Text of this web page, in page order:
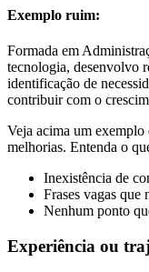
Exemplo ruim:
Formada em
tecnologia, desenvolvo
identificação de
contribuir com o
Veja acima um exemplo
melhorias. Entenda o
Inexistência de
Frases vagas que
Nenhum ponto
Experiência ou